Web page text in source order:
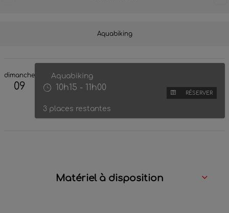
Matériel à disposition